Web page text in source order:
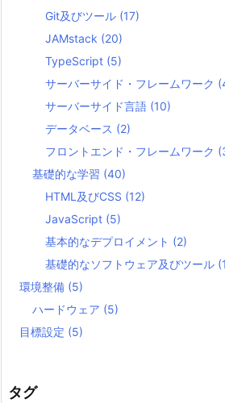
Git及びツール (17)
JAMstack (20)
TypeScript (5)
サーバーサイド・フレームワーク
サーバーサイド言語 (10)
データベース (2)
フロントエンド・フレームワーク
基礎的な学習 (40)
HTML及びCSS (12)
JavaScript (5)
基本的なデプロイメント (2)
基礎的なソフトウェア及びツール
環境整備 (5)
ハードウェア (5)
目標設定 (5)
タグ